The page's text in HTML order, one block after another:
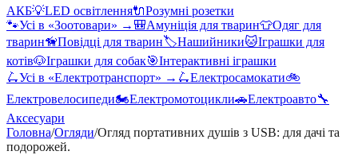
АКБ💡LED освітлення🔌Розумні розетки
🐾Усі в «Зоотовари» → 🎒Амуніція для тварин👕Одяг для
тварин🦮Повідці для тварин🏷️Нашийники🐱Іграшки для
котів🐶Іграшки для собак🎯Інтерактивні іграшки
🛴Усі в «Електротранспорт» → 🛴Електросамокати🚲
Електровелосипеди🏍️Електромотоцикли🚗Електроавто🔧
Аксесуари
Головна/Огляди/Огляд портативних душів з USB: для дачі та
подорожей.